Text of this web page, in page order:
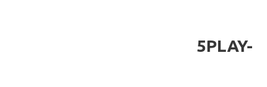
5PLAY-